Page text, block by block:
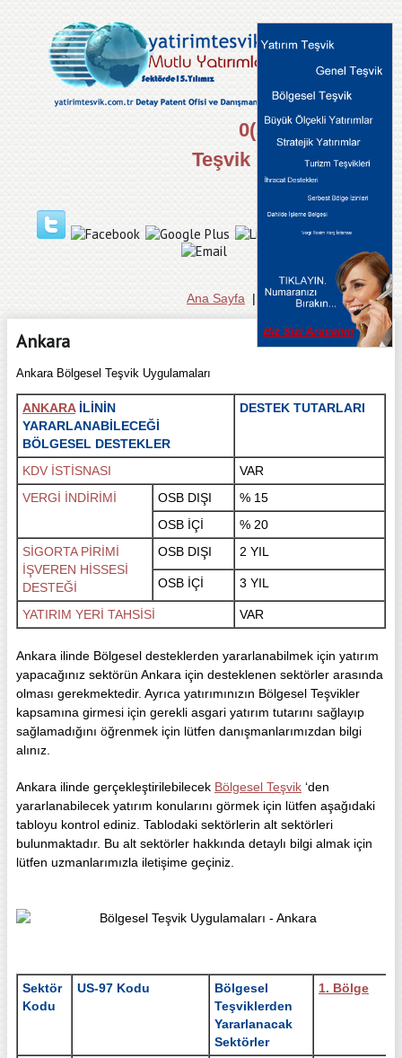
0(312) 434 44 00
Teşvik Danışma Hattı
Ana Sayfa | Hakkımızda |İletişim
Ankara
Ankara Bölgesel Teşvik Uygulamaları
ANKARAİLİNİN
YARARLANABİLECEĞİ
BÖLGESEL DESTEKLER
DESTEK TUTARLARI
KDV İSTİSNASI
VAR
VERGİ İNDİRİMİ
OSB DIŞI
% 15
OSB İÇİ
% 20
SİGORTA PİRİMİ
İŞVEREN HİSSESİ
DESTEĞİ
OSB DIŞI 2 YIL
OSB İÇİ 3 YIL
YATIRIM YERİ TAHSİSİ VAR
Ankara ilinde Bölgesel desteklerden yararlanabilmek için yatırım
yapacağınız sektörün Ankara için desteklenen sektörler arasında
olması gerekmektedir. Ayrıca yatırımınızın Bölgesel Teşvikler
kapsamına girmesi için gerekli asgari yatırım tutarını sağlayıp
sağlamadığını öğrenmek için lütfen danışmanlarımızdan bilgi
alınız.
Ankara ilinde gerçekleştirilebilecek Bölgesel Teşvik ‘den
yararlanabilecek yatırım konularını görmek için lütfen aşağıdaki
tabloyu kontrol ediniz. Tablodaki sektörlerin alt sektörleri
bulunmaktadır. Bu alt sektörler hakkında detaylı bilgi almak için
lütfen uzmanlarımızla iletişime geçiniz.
Sektör
Kodu
US-97 Kodu
Bölgesel
Teşviklerden
Yararlanacak
Sektörler
1. Bölge